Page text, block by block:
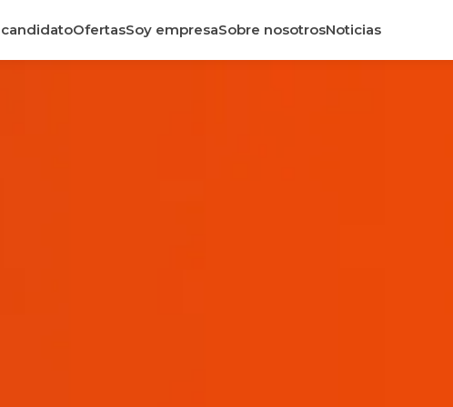
OfertasSoy empresaSobre nosotrosNoticias